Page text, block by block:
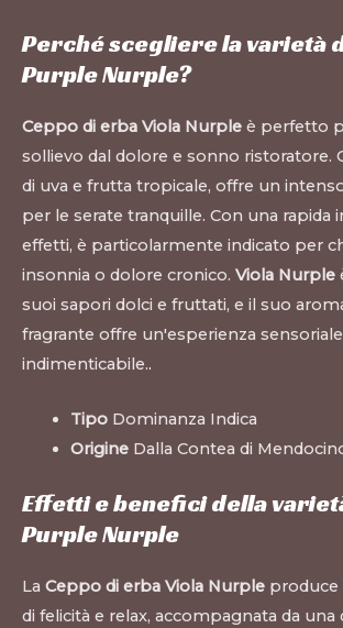
Perché scegliere la varietà
Purple Nurple?
Ceppo di erba Viola Nurple è perfetto
sollievo dal dolore e sonno ristoratore.
di uva e frutta tropicale, offre un
per le serate tranquille. Con una rapida
effetti, è particolarmente indicato per
insonnia o dolore cronico. Viola Nurple
suoi sapori dolci e fruttati, e il suo
fragrante offre un'esperienza sensoriale
indimenticabile..
TipoDominanza Indica
OrigineDalla Contea di
Effetti e benefici della
Purple Nurple
La Ceppo di erba Viola Nurple produce
di felicità e relax, accompagnata da una